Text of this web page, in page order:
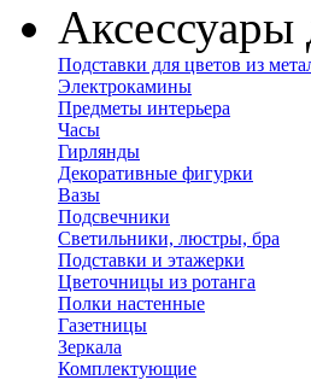
Аксессуары
Подставки для цветов из
Электрокамины
Предметы интерьера
Часы
Гирлянды
Декоративные фигурки
Вазы
Подсвечники
Светильники, люстры, бра
Подставки и этажерки
Цветочницы из ротанга
Полки настенные
Газетницы
Зеркала
Комплектующие